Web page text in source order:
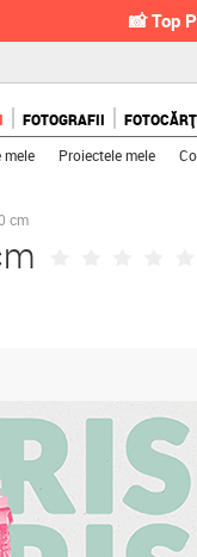
📸 Top
FOTOGRAFII
mele Proiectele mele
cm